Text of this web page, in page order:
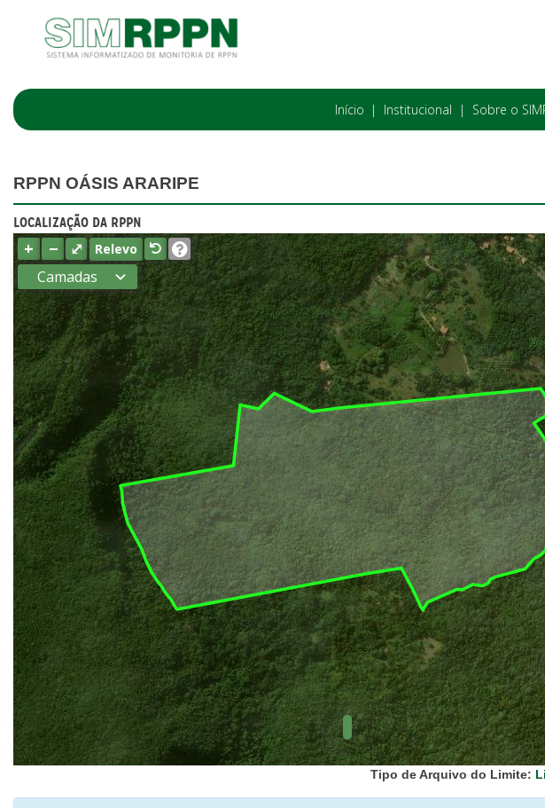
Início Institucional Sobre o
RPPN OÁSIS ARARIPE
LOCALIZAÇÃO DA RPPN
+ − ⤢ Relevo
Camadas
Estados
Municípios
Terras
indígenas
(FUNAI)
UC Federal
UC Estaduais
UC
Municipais
Hidrografia
1:1.000.000
(ANA)
Biomas
(IBGE)
Vegetação
(IBGE)
Rodovias
(IBGE)
Relevo
(IBGE)
Tipo de Arquivo do Limite: